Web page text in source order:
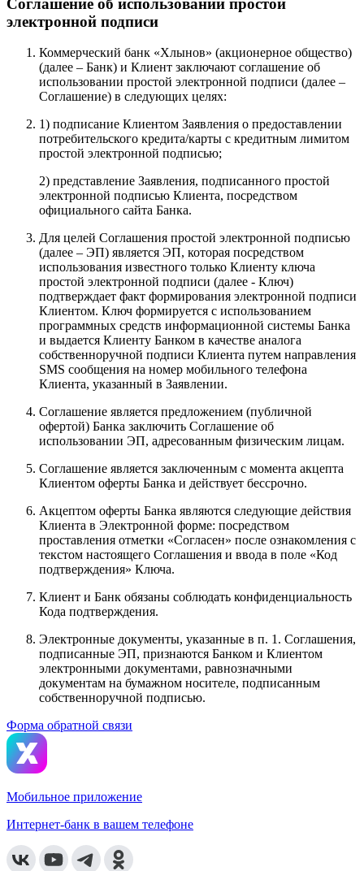
электронной подписи
Коммерческий банк «Хлынов» (акционерное общество)
(далее – Банк) и Клиент заключают соглашение об
использовании простой электронной подписи (далее –
Соглашение) в следующих целях:
1) подписание Клиентом Заявления о предоставлении
потребительского кредита/карты с кредитным лимитом
простой электронной подписью;
2) представление Заявления, подписанного простой
электронной подписью Клиента, посредством
официального сайта Банка.
Для целей Соглашения простой электронной подписью
(далее – ЭП) является ЭП, которая посредством
использования известного только Клиенту ключа
простой электронной подписи (далее - Ключ)
подтверждает факт формирования электронной подписи
Клиентом. Ключ формируется с использованием
программных средств информационной системы Банка
и выдается Клиенту Банком в качестве аналога
собственноручной подписи Клиента путем направления
SMS сообщения на номер мобильного телефона
Клиента, указанный в Заявлении.
Соглашение является предложением (публичной
офертой) Банка заключить Соглашение об
использовании ЭП, адресованным физическим лицам.
Соглашение является заключенным с момента акцепта
Клиентом оферты Банка и действует бессрочно.
Акцептом оферты Банка являются следующие действия
Клиента в Электронной форме: посредством
проставления отметки «Согласен» после ознакомления с
текстом настоящего Соглашения и ввода в поле «Код
подтверждения» Ключа.
Клиент и Банк обязаны соблюдать конфиденциальность
Кода подтверждения.
Электронные документы, указанные в п. 1. Соглашения,
подписанные ЭП, признаются Банком и Клиентом
электронными документами, равнозначными
документам на бумажном носителе, подписанным
собственноручной подписью.
Форма обратной связи
Мобильное приложение
Интернет-банк в вашем телефоне